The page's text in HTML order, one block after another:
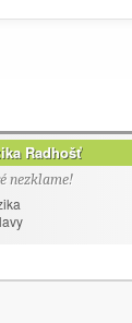
Radhošť
nezklame!